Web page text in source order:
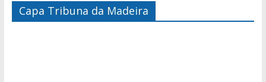
Capa Tribuna da Madeira